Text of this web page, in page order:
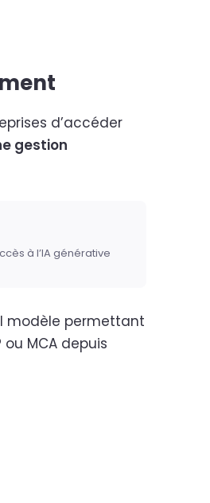
d’accéder
gestion
à l’IA générative
modèle permettant
MCA depuis